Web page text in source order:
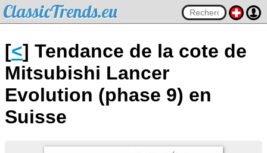
ClassicTrends.eu
[<] Tendance de la cote de
Mitsubishi Lancer
Evolution (phase 9) en
Suisse